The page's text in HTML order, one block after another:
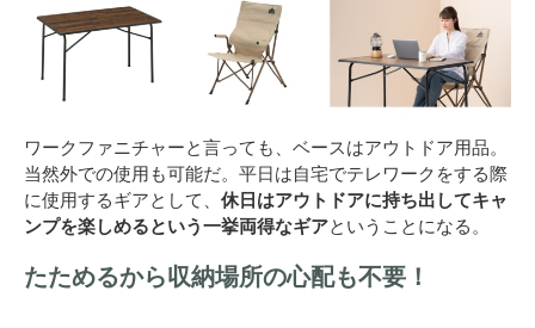
ワークファニチャーと言っても、ベースはアウトドア用品。
当然外での使用も可能だ。平日は自宅でテレワークをする際
に使用するギアとして、 休日はアウトドアに持ち出してキャ
ンプを楽しめるという一挙両得なギアということになる。
たためるから収納場所の心配も不要！